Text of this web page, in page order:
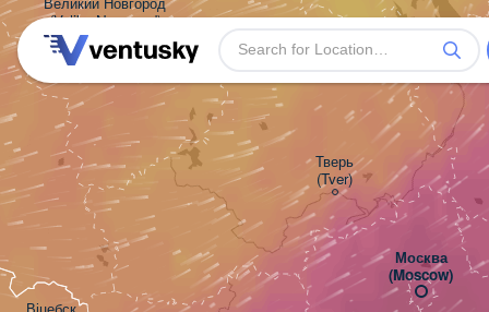
(Veliky Novgorod)
Тверь
(Tver)
Москва
(Moscow)